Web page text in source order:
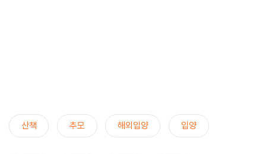
산책 추모 해외입양 입양